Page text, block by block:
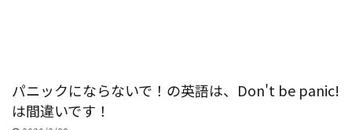
パニックにならないで！の英語は、Don't be panic!
は間違いです！